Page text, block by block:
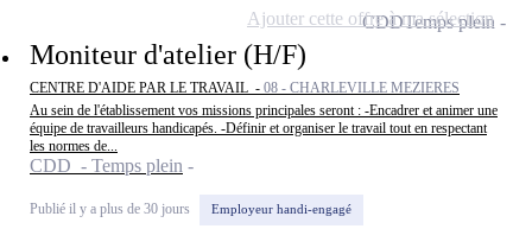
Moniteur d'atelier (H/F)
CENTRE D'AIDE PAR LE TRAVAIL - 08 - CHARLEVILLE MEZIERES
Au sein de l'établissement vos missions principales seront : -Encadrer et animer une
équipe de travailleurs handicapés. -Définir et organiser le travail tout en respectant
les normes de...
CDD - Temps plein
Publié il y a plus de 30 jours Employeur handi-engagé
CDDTemps plein
Ajouter cette offre à ma sélection